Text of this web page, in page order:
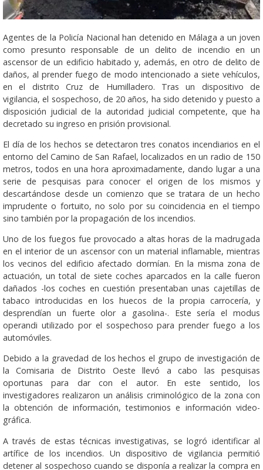
Agentes de la Policía Nacional han detenido en Málaga a un joven
como presunto responsable de un delito de incendio en un
ascensor de un edificio habitado y, además, en otro de delito de
daños, al prender fuego de modo intencionado a siete vehículos,
en el distrito Cruz de Humilladero. Tras un dispositivo de
vigilancia, el sospechoso, de 20 años, ha sido detenido y puesto a
disposición judicial de la autoridad judicial competente, que ha
decretado su ingreso en prisión provisional.
El día de los hechos se detectaron tres conatos incendiarios en el
entorno del Camino de San Rafael, localizados en un radio de 150
metros, todos en una hora aproximadamente, dando lugar a una
serie de pesquisas para conocer el origen de los mismos y
descartándose desde un comienzo que se tratara de un hecho
imprudente o fortuito, no solo por su coincidencia en el tiempo
sino también por la propagación de los incendios.
Uno de los fuegos fue provocado a altas horas de la madrugada
en el interior de un ascensor con un material inflamable, mientras
los vecinos del edificio afectado dormían. En la misma zona de
actuación, un total de siete coches aparcados en la calle fueron
dañados -los coches en cuestión presentaban unas cajetillas de
tabaco introducidas en los huecos de la propia carrocería, y
desprendían un fuerte olor a gasolina-. Este sería el modus
operandi utilizado por el sospechoso para prender fuego a los
automóviles.
Debido a la gravedad de los hechos el grupo de investigación de
la Comisaria de Distrito Oeste llevó a cabo las pesquisas
oportunas para dar con el autor. En este sentido, los
investigadores realizaron un análisis criminológico de la zona con
la obtención de información, testimonios e información video-
gráfica.
A través de estas técnicas investigativas, se logró identificar al
artífice de los incendios. Un dispositivo de vigilancia permitió
detener al sospechoso cuando se disponía a realizar la compra en